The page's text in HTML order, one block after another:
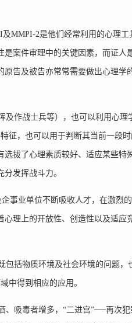
MMPI-2是他们经常利用的心理工
案件审理中的关键因素，而证人
告及被告亦常常需要做出心理学
作战士兵等），也可以利用心理
征，也可以用于判断其当前一段
拔了心理素质较好、适应某些特
发挥战斗力。
事业单位不断吸收人才，在激烈
理上的开放性、创造性以及适应
括物质环境及社会环境的问题，
中得到相应的应用。
吸毒者增多，“二进宫”──再次犯